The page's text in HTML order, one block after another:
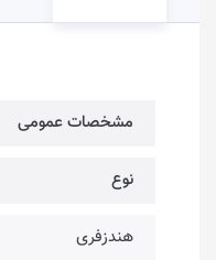
مشخصات عمومی
نوع
هندزفری